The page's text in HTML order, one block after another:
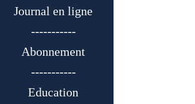
Journal en ligne
-----------
Abonnement
-----------
Education